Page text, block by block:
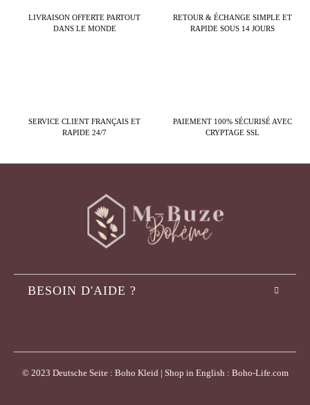
LIVRAISON OFFERTE PARTOUT
DANS LE MONDE
RETOUR & ÉCHANGE SIMPLE ET
RAPIDE SOUS 14 JOURS
SERVICE CLIENT FRANÇAIS ET
RAPIDE 24/7
PAIEMENT 100% SÉCURISÉ AVEC
CRYPTAGE SSL
BESOIN D'AIDE ?
© 2023 Deutsche Seite : Boho Kleid | Shop in English : Boho-Life.com